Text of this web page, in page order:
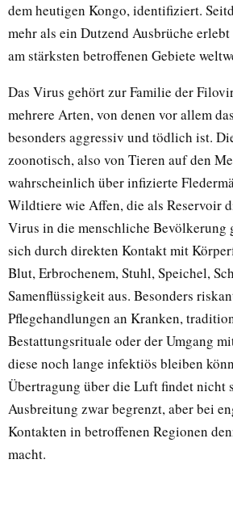
dem heutigen Kongo, identifiziert.
mehr als ein Dutzend Ausbrüche
am stärksten betroffenen Gebiete
Das Virus gehört zur Familie der
mehrere Arten, von denen vor allem
besonders aggressiv und tödlich ist.
zoonotisch, also von Tieren auf den
wahrscheinlich über infizierte
Wildtiere wie Affen, die als Reservoir
Virus in die menschliche Bevölkerung
sich durch direkten Kontakt mit
Blut, Erbrochenem, Stuhl, Speichel,
Samenflüssigkeit aus. Besonders
Pflegehandlungen an Kranken,
Bestattungsrituale oder der Umgang
diese noch lange infektiös bleiben
Übertragung über die Luft findet nicht
Ausbreitung zwar begrenzt, aber bei
Kontakten in betroffenen Regionen
macht.